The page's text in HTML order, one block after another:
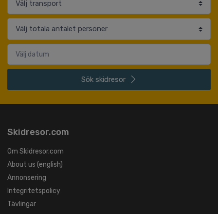
Sök skidresor
Skidresor.com
Om Skidresor.com
About us (english)
Annonsering
Integritetspolicy
Tävlingar